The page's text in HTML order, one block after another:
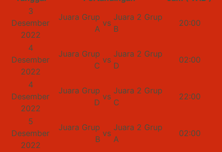
3
Desember
2022
Juara Grup
A
vs
Juara 2 Grup
B
20:00
4
Desember
2022
Juara Grup
C
vs
Juara 2 Grup
D
02:00
4
Desember
2022
Juara Grup
D
vs
Juara 2 Grup
C
22:00
5
Desember
2022
Juara Grup
B
vs
Juara 2 Grup
A
02:00